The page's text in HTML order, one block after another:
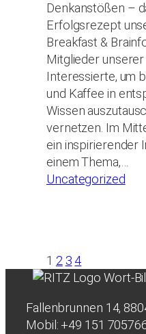
Denkanstößen –
Erfolgsrezept
Breakfast &
Mitglieder
Interessierte, um
und Kaffee in
Wissen
vernetzen. Im
ein inspirierender
einem Thema,…
Uncategorized
1 2 3 4
Fallenbrunnen 14,
Mobil: +49 151